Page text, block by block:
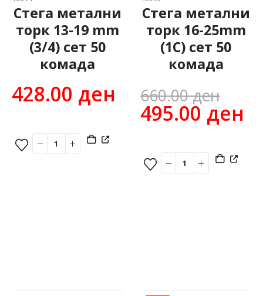
Стега метални
торк 13-19 mm
(3/4) сет 50
комада
428.00 ден
Стега метални
торк 16-25mm
(1C) сет 50
комада
660.00ден
495.00 ден